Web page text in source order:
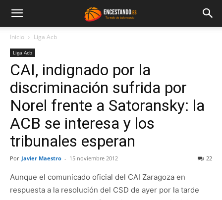
Inicio Liga Acb
Liga Acb
CAI, indignado por la
discriminación sufrida por
Norel frente a Satoransky: la
ACB se interesa y los
tribunales esperan
Por Javier Maestro - 15 noviembre 2012 22
Aunque el comunicado oficial del CAI Zaragoza en
respuesta a la resolución del CSD de ayer por la tarde